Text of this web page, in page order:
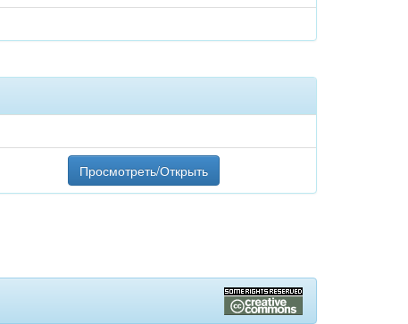
Просмотреть/Открыть